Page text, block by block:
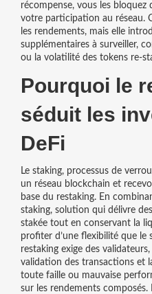
récompense, vous les
votre participation au réseau.
les rendements, mais elle
supplémentaires à surveiller,
ou la volatilité des tokens
Pourquoi le
séduit les
DeFi
Le staking, processus de
un réseau blockchain et
base du restaking. En
staking, solution qui délivre
stakée tout en conservant la
profiter d’une flexibilité que le
restaking exige des validateurs,
validation des transactions et
toute faille ou mauvaise
sur les rendements composés.